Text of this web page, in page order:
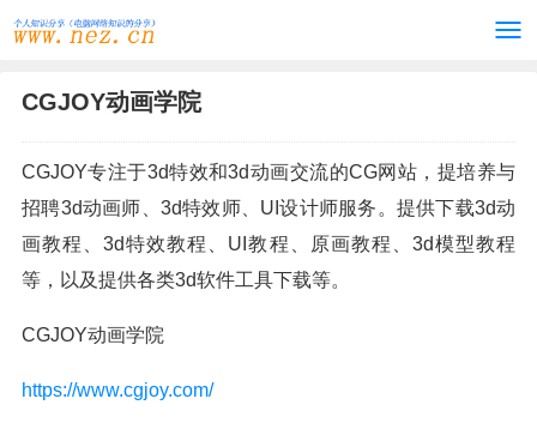
CGJOY动画学院
CGJOY专注于3d特效和3d动画交流的CG网站，提培养与
招聘3d动画师、3d特效师、UI设计师服务。提供下载3d动
画教程、3d特效教程、UI教程、原画教程、3d模型教程
等，以及提供各类3d软件工具下载等。
CGJOY动画学院
https://www.cgjoy.com/